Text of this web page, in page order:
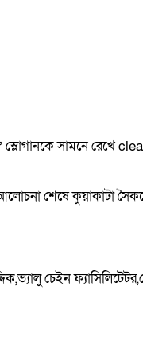
স্লোগানকে সামনে রেখে
শেষে কুয়াকাটা
চেইন